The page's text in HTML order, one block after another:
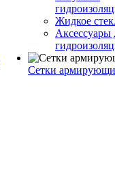
Жидкое
Аксессуары
Сетки